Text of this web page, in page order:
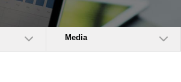
Media